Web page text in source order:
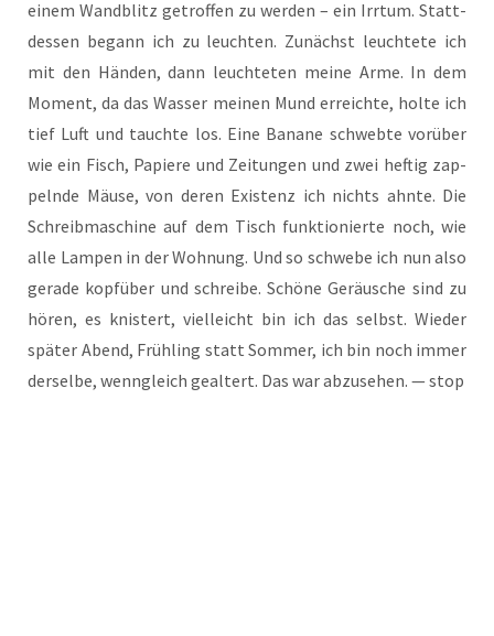
einem Wand­blitz getrof­fen zu wer­den – ein Irr­tum. Statt­
des­sen begann ich zu leuch­ten. Zunächst leuch­te­te ich
mit den Hän­den, dann leuch­te­ten mei­ne Arme. In dem
Moment, da das Was­ser mei­nen Mund erreich­te, hol­te ich
tief Luft und tauch­te los. Eine Bana­ne schweb­te vor­über
wie ein Fisch, Papie­re und Zei­tun­gen und zwei hef­tig zap­
peln­de Mäu­se, von deren Exis­tenz ich nichts ahn­te. Die
Schreib­ma­schi­ne auf dem Tisch funk­tio­nier­te noch, wie
alle Lam­pen in der Woh­nung. Und so schwe­be ich nun also
gera­de kopf­über und schrei­be. Schö­ne Geräu­sche sind zu
hören, es knis­tert, viel­leicht bin ich das selbst. Wie­der
spä­ter Abend, Früh­ling statt Som­mer, ich bin noch immer
der­sel­be, wenn­gleich geal­tert. Das war abzu­se­hen. — stop